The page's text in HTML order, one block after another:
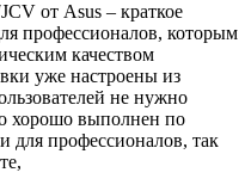
от Asus – краткое
профессионалов, которым
качеством
уже настроены из
не нужно
хорошо выполнен по
для профессионалов, так